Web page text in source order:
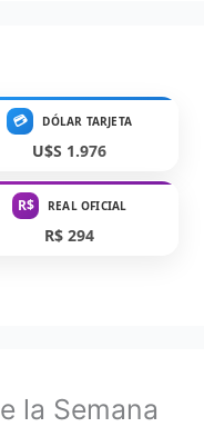
💳 DÓLAR TARJETA
U$S 1.976
R$ REAL OFICIAL
R$ 294
la Semana